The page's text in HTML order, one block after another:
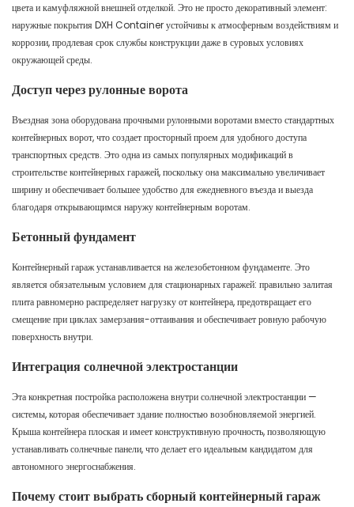
цвета и камуфляжной внешней отделкой. Это не просто декоративный элемент:
наружные покрытия DXH Container устойчивы к атмосферным воздействиям и
коррозии, продлевая срок службы конструкции даже в суровых условиях
окружающей среды.
Доступ через рулонные ворота
Въездная зона оборудована прочными рулонными воротами вместо стандартных
контейнерных ворот, что создает просторный проем для удобного доступа
транспортных средств. Это одна из самых популярных модификаций в
строительстве контейнерных гаражей, поскольку она максимально увеличивает
ширину и обеспечивает большее удобство для ежедневного въезда и выезда
благодаря открывающимся наружу контейнерным воротам.
Бетонный фундамент
Контейнерный гараж устанавливается на железобетонном фундаменте. Это
является обязательным условием для стационарных гаражей: правильно залитая
плита равномерно распределяет нагрузку от контейнера, предотвращает его
смещение при циклах замерзания-оттаивания и обеспечивает ровную рабочую
поверхность внутри.
Интеграция солнечной электростанции
Эта конкретная постройка расположена внутри солнечной электростанции —
системы, которая обеспечивает здание полностью возобновляемой энергией.
Крыша контейнера плоская и имеет конструктивную прочность, позволяющую
устанавливать солнечные панели, что делает его идеальным кандидатом для
автономного энергоснабжения.
Почему стоит выбрать сборный контейнерный гараж